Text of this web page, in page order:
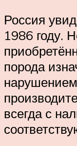
Россия
1986 году.
порода
всегда с